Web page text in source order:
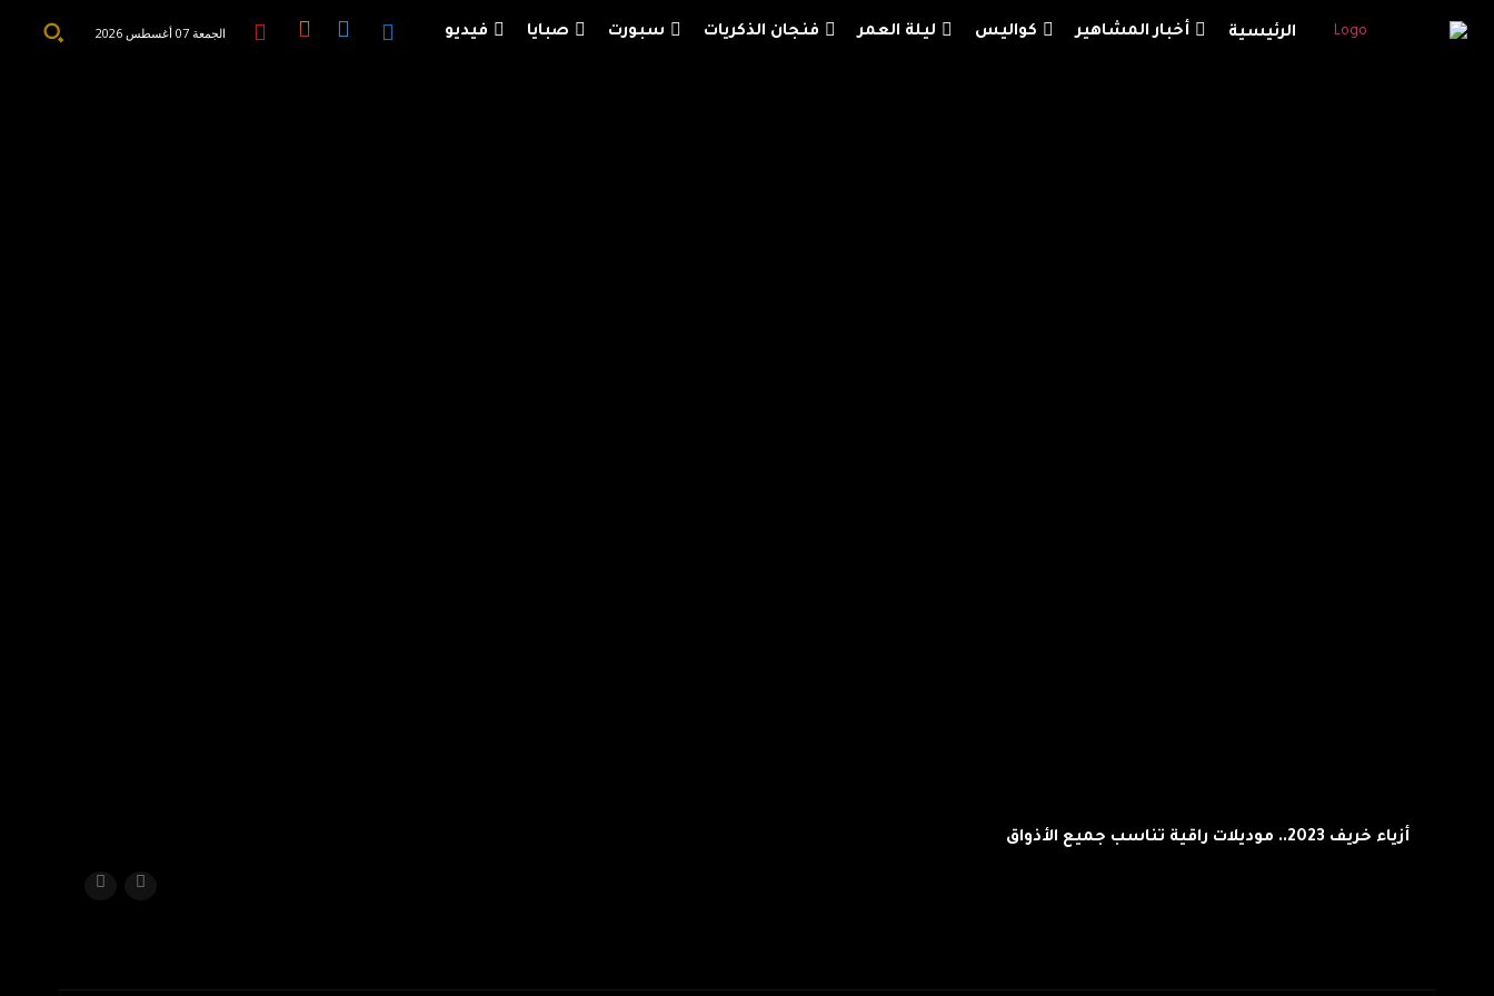
الرئيسية أخبار المشاهير كواليس ليلة العمر فنجان الذكريات سبورت صبايا فيديو الجمعة 07 أغسطس 2026
أزياء خريف 2023.. موديلات راقية تناسب جميع الأذواق